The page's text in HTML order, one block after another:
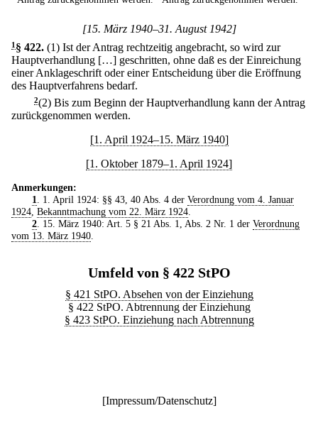
[15. März 1940–31. August 1942]
1§ 422. (1) Ist der Antrag rechtzeitig angebracht, so wird zur
Hauptverhandlung […] geschritten, ohne daß es der Einreichung
einer Anklageschrift oder einer Entscheidung über die Eröffnung
des Hauptverfahrens bedarf.
2(2) Bis zum Beginn der Hauptverhandlung kann der Antrag
zurückgenommen werden.
[1. April 1924–15. März 1940]
[1. Oktober 1879–1. April 1924]
Anmerkungen:
1
. 1. April 1924: §§ 43, 40 Abs. 4 der Verordnung vom 4. Januar
1924 Bekanntmachung vom 22. März 1924
2. 15. März 1940: Art. 5 § 21 Abs. 1, Abs. 2 Nr. 1 der Verordnung
vom 13. März 1940
Umfeld von § 422 StPO
§ 421 StPO. Absehen von der Einziehung
§ 422 StPO. Abtrennung der Einziehung
§ 423 StPO. Einziehung nach Abtrennung
[Impressum/Datenschutz]